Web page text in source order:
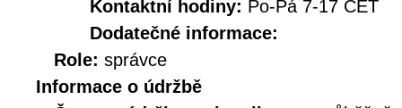
Kontaktní hodiny: Po-Pá 7-17 CET
Dodatečné informace:
Role: správce
Informace o údržbě